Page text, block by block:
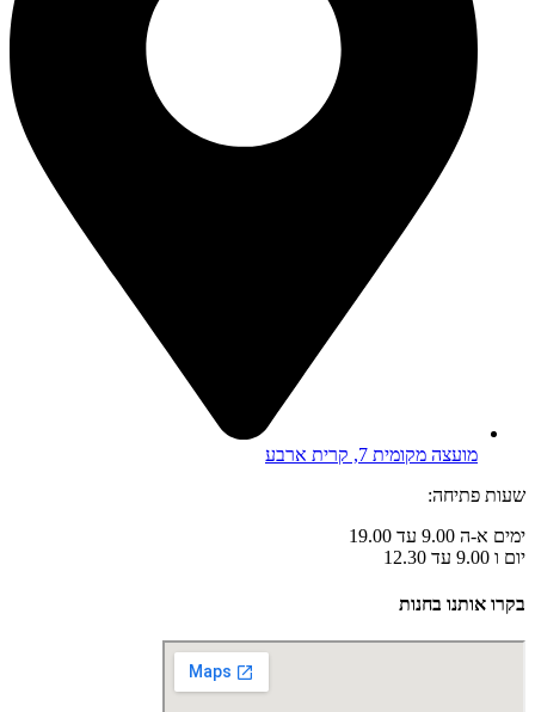
מועצה מקומית 7, קרית ארבע
שעות פתיחה:
ימים א-ה 9.00 עד 19.00
יום ו 9.00 עד 12.30
בקרו אותנו בחנות